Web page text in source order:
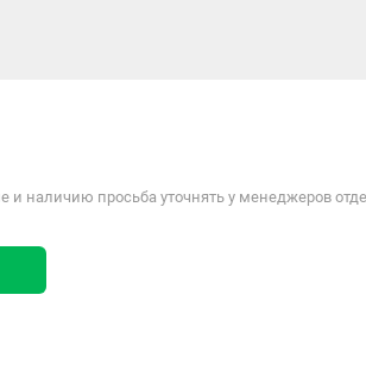
наличию просьба уточнять у менеджеров